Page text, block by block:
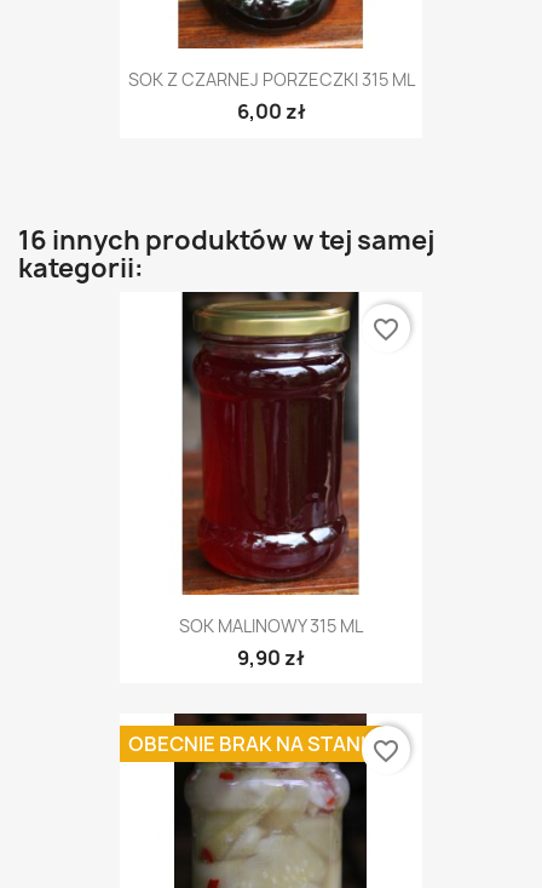
SOK Z CZARNEJ PORZECZKI 315 ML
6,00 zł
16 innych produktów w tej samej
kategorii:
SOK MALINOWY 315 ML
9,90 zł
favorite_border
OBECNIE BRAK NA STANIEfavorite_border